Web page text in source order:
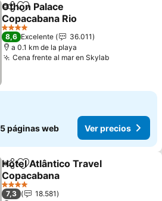
CompartirAñadir a favoritos
Othon Palace
Copacabana Rio
Ver precios
4 Estrellas
8,6 Excelente
36.011
a 0.1 km de la playa
Cena frente al mar en SkylabVer precios
5 páginas web Ver precios
CompartirAñadir a favoritos
Hotel Atlântico Travel
Copacabana
Ver precios
4 Estrellas
7,3
18.581